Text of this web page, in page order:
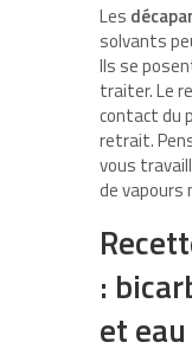
Les
solvants
Ils se
traiter. Le
contact du
retrait.
vous
de vapours
:
et eau